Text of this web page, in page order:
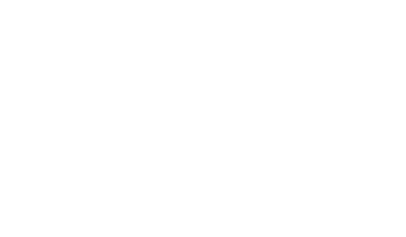
immatriculé au RSAC de FOIX sous le numéro 508 363